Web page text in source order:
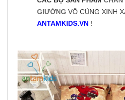
GIƯỜNG VÔ CÙNG XINH
ANTAMKIDS.VN !